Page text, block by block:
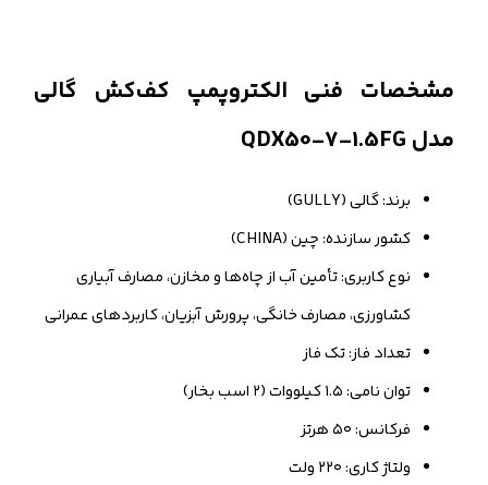
مشخصات فنی الکتروپمپ کف‌کش گالی
مدل QDX50-7-1.5FG
برند: گالی (GULLY)
کشور سازنده: چین (CHINA)
نوع کاربری: تأمین آب از چاه‌ها و مخازن، مصارف آبیاری
کشاورزی، مصارف خانگی، پرورش آبزیان، کاربردهای عمرانی
تعداد فاز: تک فاز
توان نامی: ۱.۵ کیلووات (۲ اسب بخار)
فرکانس: ۵۰ هرتز
ولتاژ کاری: ۲۲۰ ولت